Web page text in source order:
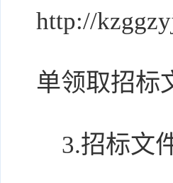
http://
单领取招标
3.招标文